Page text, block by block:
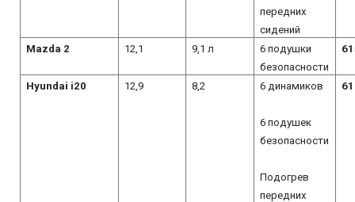
передних
сидений
Mazda 2 12,1 9,1 л 6 подушки
безопасности
Hyundai i20 12,9 8,2 6 динамиков
6 подушек
безопасности
Подогрев
передних